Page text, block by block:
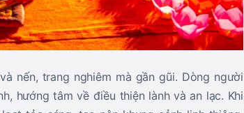
nến, trang nghiêm mà gần gũi. Dòng người
hướng tâm về điều thiện lành và an lạc. Khi